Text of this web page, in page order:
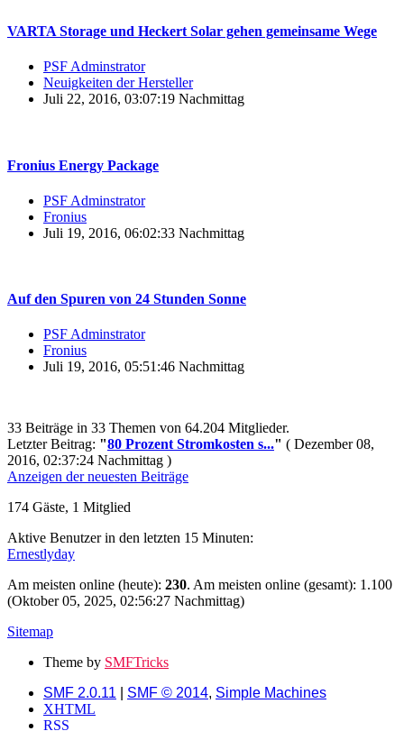
VARTA Storage und Heckert Solar gehen gemeinsame Wege
PSF Adminstrator
Neuigkeiten der Hersteller
Juli 22, 2016, 03:07:19 Nachmittag
Fronius Energy Package
PSF Adminstrator
Fronius
Juli 19, 2016, 06:02:33 Nachmittag
Auf den Spuren von 24 Stunden Sonne
PSF Adminstrator
Fronius
Juli 19, 2016, 05:51:46 Nachmittag
33 Beiträge in 33 Themen von 64.204 Mitglieder.
Letzter Beitrag: "80 Prozent Stromkosten s..." ( Dezember 08,
2016, 02:37:24 Nachmittag )
Anzeigen der neuesten Beiträge
174 Gäste, 1 Mitglied
Aktive Benutzer in den letzten 15 Minuten:
Ernestlyday
Am meisten online (heute): 230. Am meisten online (gesamt): 1.100
(Oktober 05, 2025, 02:56:27 Nachmittag)
Sitemap
Theme by SMFTricks
SMF 2.0.11
SMF © 2014, Simple Machines
XHTML
RSS